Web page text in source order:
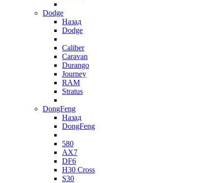
Dodge
Назад
Dodge
Caliber
Caravan
Durango
Journey
RAM
Stratus
DongFeng
Назад
DongFeng
580
AX7
DF6
H30 Cross
S30